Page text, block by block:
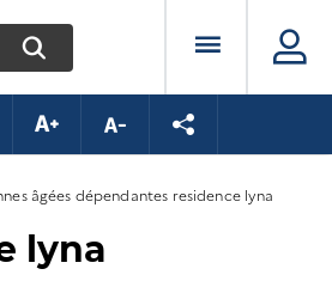
RECHERCHERMenu
vous pour mettre ce
Augmenter la taille du texte
Diminuer la taille du
Partager la
âgées dépendantes residence lyna
lyna